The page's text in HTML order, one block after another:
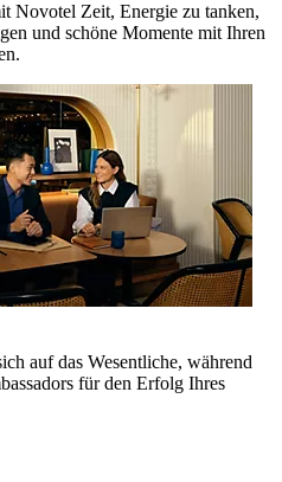
Novotel Zeit, Energie zu tanken,
und schöne Momente mit Ihren
auf das Wesentliche, während
für den Erfolg Ihres